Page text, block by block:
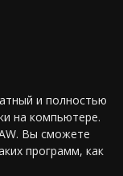
и полностью
на компьютере.
Вы сможете
программ, как